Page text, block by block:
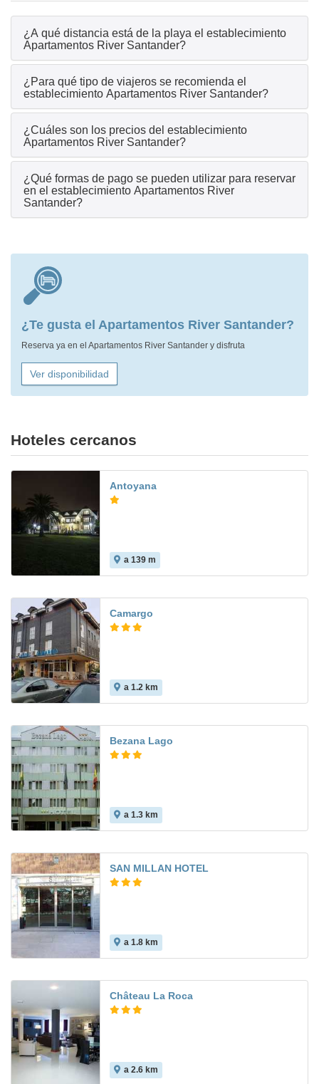
¿A qué distancia está de la playa el establecimiento
Apartamentos River Santander?
¿Para qué tipo de viajeros se recomienda el
establecimiento Apartamentos River Santander?
¿Cuáles son los precios del establecimiento
Apartamentos River Santander?
¿Qué formas de pago se pueden utilizar para reservar
en el establecimiento Apartamentos River
Santander?
¿Te gusta el Apartamentos River Santander?
Reserva ya en el Apartamentos River Santander y disfruta
Ver disponibilidad
Hoteles cercanos
Antoyana
a 139 m
Camargo
a 1.2 km
Bezana Lago
a 1.3 km
SAN MILLAN HOTEL
a 1.8 km
Château La Roca
a 2.6 km